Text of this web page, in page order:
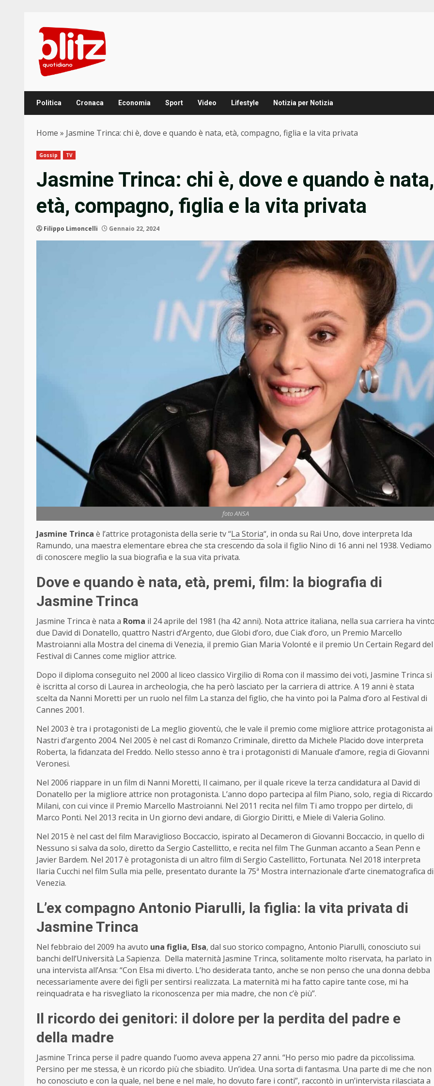
content
Politica Cronaca Economia Sport Video Lifestyle Notizia per Notizia
Home » Jasmine Trinca: chi è, dove e quando è nata, età, compagno, figlia e la vita privata
Gossip TV
Jasmine Trinca: chi è, dove e quando è nata,
età, compagno, figlia e la vita privata
Filippo Limoncelli Gennaio 22, 2024
foto ANSA
Jasmine Trinca è l’attrice protagonista della serie tv “La Storia“, in onda su Rai Uno, dove interpreta Ida
Ramundo, una maestra elementare ebrea che sta crescendo da sola il figlio Nino di 16 anni nel 1938. Vediamo
di conoscere meglio la sua biografia e la sua vita privata.
Dove e quando è nata, età, premi, film: la biografia di
Jasmine Trinca
Jasmine Trinca è nata a Roma il 24 aprile del 1981 (ha 42 anni). Nota attrice italiana, nella sua carriera ha
due David di Donatello, quattro Nastri d’Argento, due Globi d’oro, due Ciak d’oro, un Premio Marcello
Mastroianni alla Mostra del cinema di Venezia, il premio Gian Maria Volonté e il premio Un Certain Regard del
Festival di Cannes come miglior attrice.
Dopo il diploma conseguito nel 2000 al liceo classico Virgilio di Roma con il massimo dei voti, Jasmine Trinca si
è iscritta al corso di Laurea in archeologia, che ha però lasciato per la carriera di attrice. A 19 anni è stata
scelta da Nanni Moretti per un ruolo nel film La stanza del figlio, che ha vinto poi la Palma d’oro al Festival di
Cannes 2001.
Nel 2003 è tra i protagonisti de La meglio gioventù, che le vale il premio come migliore attrice protagonista ai
Nastri d’argento 2004. Nel 2005 è nel cast di Romanzo Criminale, diretto da Michele Placido dove interpreta
Roberta, la fidanzata del Freddo. Nello stesso anno è tra i protagonisti di Manuale d’amore, regia di Giovanni
Veronesi.
Nel 2006 riappare in un film di Nanni Moretti, Il caimano, per il quale riceve la terza candidatura al David di
Donatello per la migliore attrice non protagonista. L’anno dopo partecipa al film Piano, solo, regia di Riccardo
Milani, con cui vince il Premio Marcello Mastroianni. Nel 2011 recita nel film Ti amo troppo per dirtelo, di
Marco Ponti. Nel 2013 recita in Un giorno devi andare, di Giorgio Diritti, e Miele di Valeria Golino.
Nel 2015 è nel cast del film Maraviglioso Boccaccio, ispirato al Decameron di Giovanni Boccaccio, in quello di
Nessuno si salva da solo, diretto da Sergio Castellitto, e recita nel film The Gunman accanto a Sean Penn e
Javier Bardem. Nel 2017 è protagonista di un altro film di Sergio Castellitto, Fortunata. Nel 2018 interpreta
Ilaria Cucchi nel film Sulla mia pelle, presentato durante la 75ª Mostra internazionale d’arte cinematografica di
Venezia.
L’ex compagno Antonio Piarulli, la figlia: la vita privata di
Jasmine Trinca
Nel febbraio del 2009 ha avuto una figlia, Elsa, dal suo storico compagno, Antonio Piarulli, conosciuto sui
banchi dell’Università La Sapienza. Della maternità Jasmine Trinca, solitamente molto riservata, ha parlato in
una intervista all’Ansa: “Con Elsa mi diverto. L’ho desiderata tanto, anche se non penso che una donna debba
necessariamente avere dei figli per sentirsi realizzata. La maternità mi ha fatto capire tante cose, mi ha
reinquadrata e ha risvegliato la riconoscenza per mia madre, che non c’è più”.
Il ricordo dei genitori: il dolore per la perdita del padre e
della madre
Jasmine Trinca perse il padre quando l’uomo aveva appena 27 anni. “Ho perso mio padre da piccolissima.
Persino per me stessa, è un ricordo più che sbiadito. Un’idea. Una sorta di fantasma. Una parte di me che non
ho conosciuto e con la quale, nel bene e nel male, ho dovuto fare i conti”, raccontò in un’intervista rilasciata a